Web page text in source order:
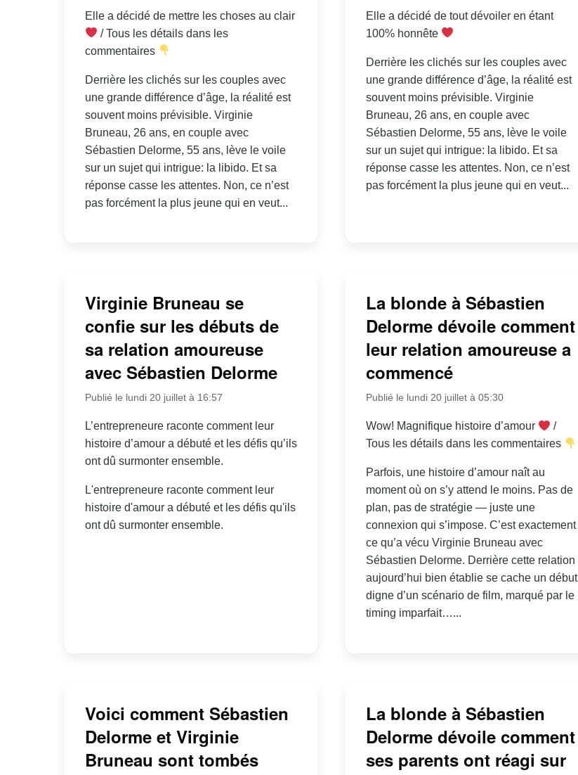
Elle a décidé de mettre les choses au clair
/ Tous les détails dans les
commentaires
Derrière les clichés sur les couples avec
une grande différence d’âge, la réalité est
souvent moins prévisible. Virginie
Bruneau, 26 ans, en couple avec
Sébastien Delorme, 55 ans, lève le voile
sur un sujet qui intrigue: la libido. Et sa
réponse casse les attentes. Non, ce n’est
pas forcément la plus jeune qui en veut...
Elle a décidé de tout dévoiler en étant
100% honnête
Derrière les clichés sur les couples avec
une grande différence d’âge, la réalité est
souvent moins prévisible. Virginie
Bruneau, 26 ans, en couple avec
Sébastien Delorme, 55 ans, lève le voile
sur un sujet qui intrigue: la libido. Et sa
réponse casse les attentes. Non, ce n’est
pas forcément la plus jeune qui en veut...
Virginie Bruneau se
confie sur les débuts de
sa relation amoureuse
avec Sébastien Delorme
Publié le lundi 20 juillet à 16:57
L’entrepreneure raconte comment leur
histoire d’amour a débuté et les défis qu’ils
ont dû surmonter ensemble.
L'entrepreneure raconte comment leur
histoire d'amour a débuté et les défis qu'ils
ont dû surmonter ensemble.
La blonde à Sébastien
Delorme dévoile comment
leur relation amoureuse a
commencé
Publié le lundi 20 juillet à 05:30
Wow! Magnifique histoire d’amour
/
Tous les détails dans les commentaires
Parfois, une histoire d’amour naît au
moment où on s’y attend le moins. Pas de
plan, pas de stratégie — juste une
connexion qui s’impose. C’est exactement
ce qu’a vécu Virginie Bruneau avec
Sébastien Delorme. Derrière cette relation
aujourd’hui bien établie se cache un début
digne d’un scénario de film, marqué par le
timing imparfait…...
Voici comment Sébastien
Delorme et Virginie
Bruneau sont tombés
La blonde à Sébastien
Delorme dévoile comment
ses parents ont réagi sur